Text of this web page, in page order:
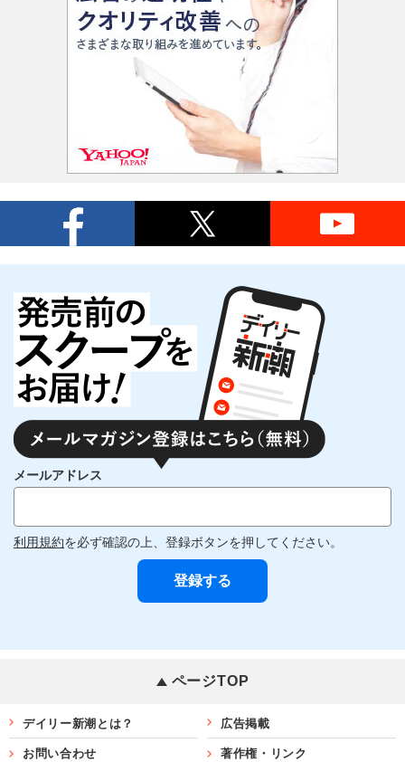
メールアドレス
利用規約を必ず確認の上、登録ボタンを押してください。
ページTOP
デイリー新潮とは？ 広告掲載
お問い合わせ 著作権・リンク